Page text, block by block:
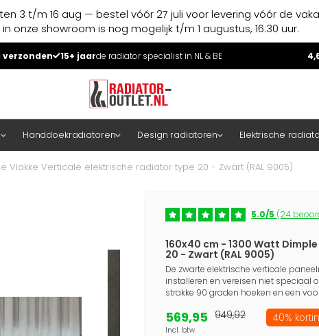
3 t/m 16 aug — bestel vóór 27 juli voor levering vóór de
onze showroom is nog mogelijk t/m 1 augustus, 16:30 uur.
15+ jaarde radiator specialist in NL & BE
Handdoekradiatoren Design radiatoren Elektrische
Vlakke Verticale elektrische radiator type 20 - Zwart (RAL 9005)
5.0/5 (24
160x40 cm - 1300 Watt
20 - Zwart (RAL 9005)
De zwarte elektrische verticale
installeren en vereisen niet speciaal
strakke 90 graden hoeken en een
569,95
Incl. btw
949,92 40%